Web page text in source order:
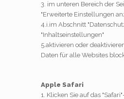
3. im unteren Bereich der
"Erweiterte Einstellungen
4.i.im Abschnitt
"Inhaltseinstellungen"
5.aktivieren oder
Daten für alle Websites
Apple Safari
1. Klicken Sie auf das